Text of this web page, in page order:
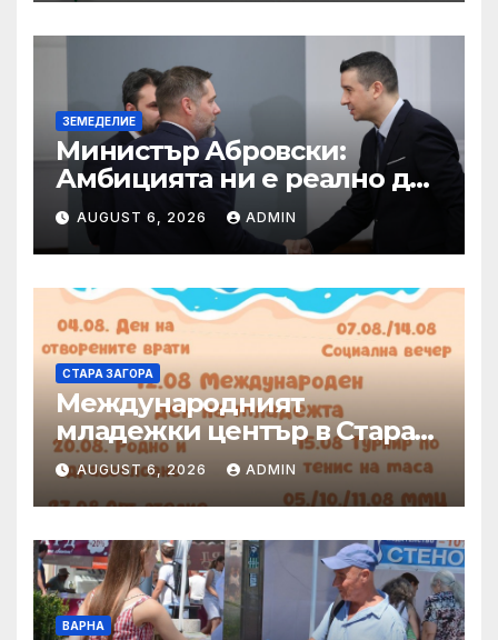
ЗЕМЕДЕЛИЕ
Министър Абровски:
Амбицията ни е реално да
защитим българските
производители на плодове
и зеленчуци от нелоялната
конкуренция
AUGUST 6, 2026 ADMIN
СТАРА ЗАГОРА
Международният
младежки център в Стара
Загора представя богата
програма от инициативи
през август
AUGUST 6, 2026 ADMIN
ВАРНА